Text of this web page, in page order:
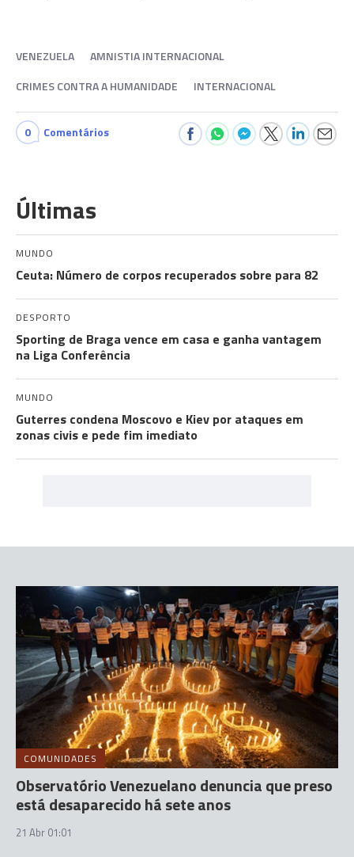
VENEZUELA
AMNISTIA INTERNACIONAL
CRIMES CONTRA A HUMANIDADE
INTERNACIONAL
0 Comentários
Últimas
MUNDO
Ceuta: Número de corpos recuperados sobre para 82
DESPORTO
Sporting de Braga vence em casa e ganha vantagem
na Liga Conferência
MUNDO
Guterres condena Moscovo e Kiev por ataques em
zonas civis e pede fim imediato
COMUNIDADES
Observatório Venezuelano denuncia que preso
está desaparecido há sete anos
21 Abr 01:01